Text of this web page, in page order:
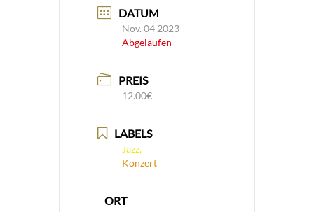
DATUM
Nov. 04 2023
Abgelaufen
PREIS
12.00€
LABELS
Jazz,
Konzert
ORT